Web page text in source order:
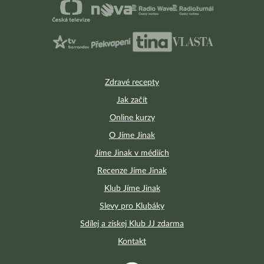
Zdravé recepty
Jak začít
Online kurzy
O Jíme Jinak
Jíme Jinak v médiích
Recenze Jíme Jinak
Klub Jíme Jinak
Slevy pro Klubáky
Sdílej a získej Klub JJ zdarma
Kontakt